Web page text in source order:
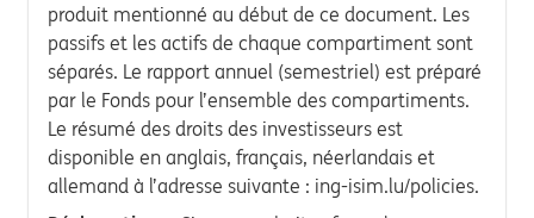
produit mentionné au début de ce document. Les
passifs et les actifs de chaque compartiment sont
séparés. Le rapport annuel (semestriel) est préparé
par le Fonds pour l’ensemble des compartiments.
Le résumé des droits des investisseurs est
disponible en anglais, français, néerlandais et
allemand à l’adresse suivante : ing-isim.lu/policies.